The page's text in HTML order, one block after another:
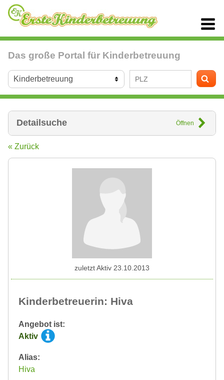
Das große Portal für Kinderbetreuung
Detailsuche Öffnen
« Zurück
Kinderbetreuerin: Hiva
Angebot ist:
Aktiv
Alias:
Hiva
zuletzt Aktiv 23.10.2013